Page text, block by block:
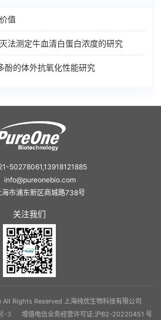
值
法测定牛血清白蛋白浓度的研究
酚的体外抗氧化性能研究
50278061,13918121885
info@pureonebio.com
海市浦东新区商城路738号
关注我们
Rights Reserved 上海纯优生物科技有限公司
-3 增值电信业务经营许可证:沪B2-20220451 号